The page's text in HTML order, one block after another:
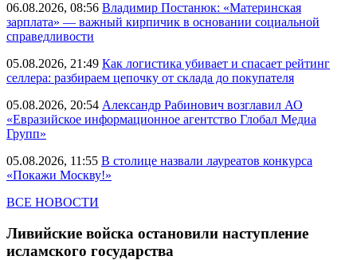
06.08.2026, 08:56 Владимир Постанюк: «Материнская
зарплата» — важный кирпичик в основании социальной
справедливости
05.08.2026, 21:49 Как логистика убивает и спасает рейтинг
селлера: разбираем цепочку от склада до покупателя
05.08.2026, 20:54 Александр Рабинович возглавил АО
«Евразийское информационное агентство Глобал Медиа
Групп»
05.08.2026, 11:55 В столице назвали лауреатов конкурса
«Покажи Москву!»
ВСЕ НОВОСТИ
Ливийские войска остановили наступление
исламского государства